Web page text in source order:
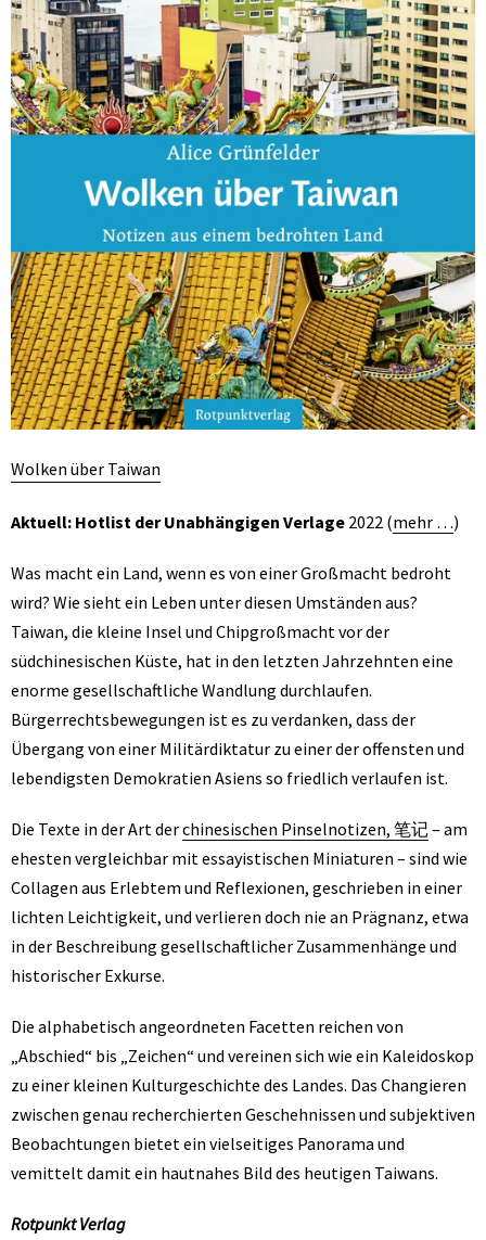
Wolken über Taiwan
Aktuell: Hotlist der Unabhängigen Verlage 2022 (mehr …)
Was macht ein Land, wenn es von einer Großmacht bedroht
wird? Wie sieht ein Leben unter diesen Umständen aus?
Taiwan, die kleine Insel und Chipgroßmacht vor der
südchinesischen Küste, hat in den letzten Jahrzehnten eine
enorme gesellschaftliche Wandlung durchlaufen.
Bürgerrechtsbewegungen ist es zu verdanken, dass der
Übergang von einer Militärdiktatur zu einer der offensten und
lebendigsten Demokratien Asiens so friedlich verlaufen ist.
Die Texte in der Art derchinesischen Pinselnotizen, 笔记– am
ehesten vergleichbar mit essayistischen Miniaturen – sind wie
Collagen aus Erlebtem und Reflexionen, geschrieben in einer
lichten Leichtigkeit, und verlieren doch nie an Prägnanz, etwa
in der Beschreibung gesellschaftlicher Zusammenhänge und
historischer Exkurse.
Die alphabetisch angeordneten Facetten reichen von
„Abschied“ bis „Zeichen“ und vereinen sich wie ein Kaleidoskop
zu einer kleinen Kulturgeschichte des Landes. Das Changieren
zwischen genau recherchierten Geschehnissen und subjektiven
Beobachtungen bietet ein vielseitiges Panorama und
vemittelt damit ein hautnahes Bild des heutigen Taiwans.
Rotpunkt Verlag